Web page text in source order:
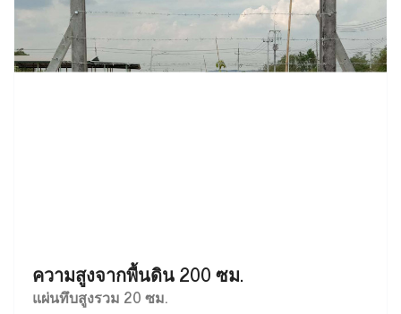
ความสูงจากพื้นดิน 200 ซม.
แผ่นทึบสูงรวม 20 ซม.